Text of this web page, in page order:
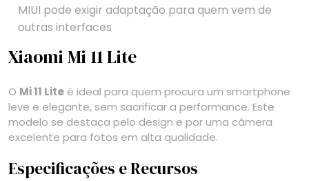
MIUI pode exigir adaptação para quem vem de
outras interfaces
Xiaomi Mi 11 Lite
O Mi 11 Lite é ideal para quem procura um smartphone
leve e elegante, sem sacrificar a performance. Este
modelo se destaca pelo design e por uma câmera
excelente para fotos em alta qualidade.
Especificações e Recursos